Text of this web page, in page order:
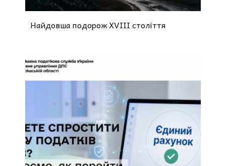
Найдовша подорож XVIII століття